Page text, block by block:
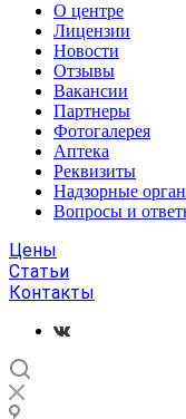
О центре
Лицензии
Новости
Отзывы
Вакансии
Партнеры
Фотогалерея
Аптека
Реквизиты
Надзорные
Вопросы и
Цены
Статьи
Контакты